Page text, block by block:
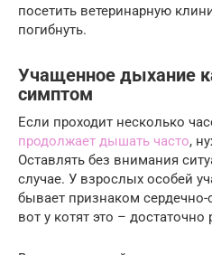
посетить ветеринарную
погибнуть.
Учащенное дыхание
симптом
Если проходит несколько
продолжает дышать часто,
Оставлять без внимания
случае. У взрослых особей
бывает признаком сердечно-
вот у котят это –